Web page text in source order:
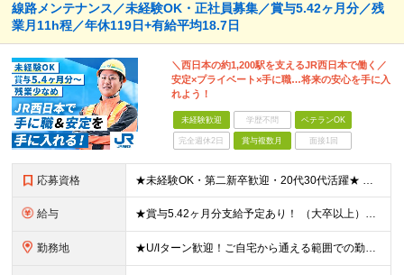
線路メンテナンス／未経験OK・正社員募集／賞与5.42ヶ月分／残
業月11h程／年休119日+有給平均18.7日
＼西日本の約1,200駅を支えるJR西日本で働く／
安定×プライベート×手に職…将来の安心を手に入
れよう！
未経験歓迎 学歴不問 ベテランOK
完全週休2日 賞与複数月 面接1回
応募資格 ★未経験OK・第二新卒歓迎・20代30代活躍★ ☆高卒以上 ☆社会人経験（就労経験）がある方 業界・ポジション・年数は不問です！ 「誰もが知る大手企業で働きたい」 「1人より、チームで仕事がした
給与 ★賞与5.42ヶ月分支給予定あり！ （大卒以上）月給24万1,692円～39万5,780円＋各種手当＋賞与2回 （高卒以上）月給22万2,662円～39万5,780円＋各種手当＋賞与2回 ※上記は2
勤務地 ★U/Iターン歓迎！ご自宅から通える範囲での勤務となります ★JR西日本本社（大阪市北区）または、当社事業エリア内（北陸から北九州まで）の各支社で勤務 ※関西に本社あり※ 〈近畿エリア〉 三重県（